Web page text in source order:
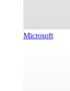
Microsoft